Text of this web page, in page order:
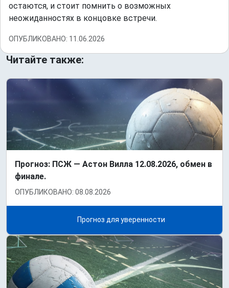
остаются, и стоит помнить о возможных
неожиданностях в концовке встречи.
ОПУБЛИКОВАНО: 11.06.2026
Читайте также:
Прогноз: ПСЖ — Астон Вилла 12.08.2026, обмен в
финале.
ОПУБЛИКОВАНО: 08.08.2026
Прогноз для уверенности